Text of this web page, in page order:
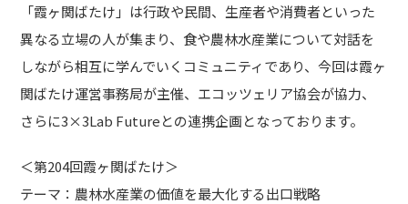
「霞ヶ関ばたけ」は行政や民間、生産者や消費者といった
異なる立場の人が集まり、食や農林水産業について対話を
しながら相互に学んでいくコミュニティであり、今回は霞ヶ
関ばたけ運営事務局が主催、エコッツェリア協会が協力、
さらに3×3Lab Futureとの連携企画となっております。
＜第204回霞ヶ関ばたけ＞
テーマ：農林水産業の価値を最大化する出口戦略